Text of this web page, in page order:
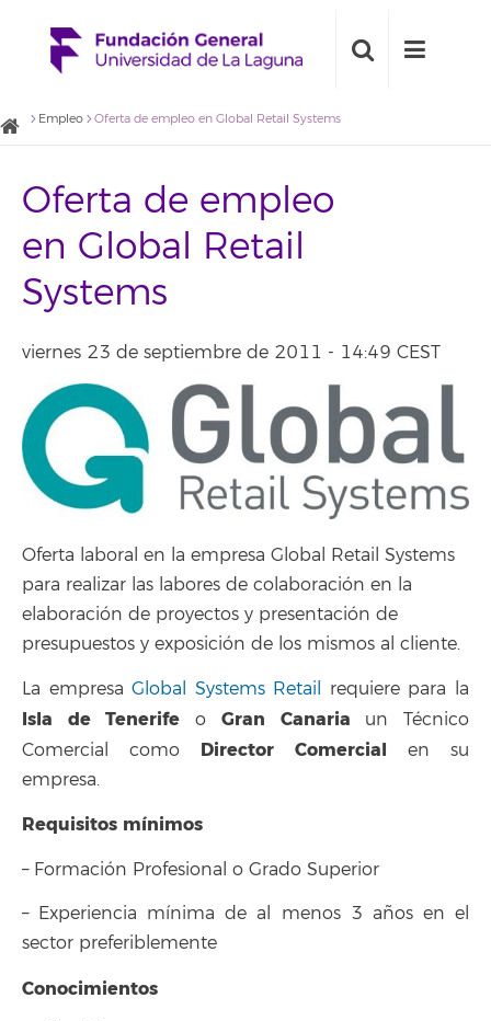
Empleo Oferta de empleo en Global Retail Systems
Oferta de empleo
en Global Retail
Systems
viernes 23 de septiembre de 2011 - 14:49 CEST
Oferta laboral en la empresa Global Retail Systems
para realizar las labores de colaboración en la
elaboración de proyectos y presentación de
presupuestos y exposición de los mismos al cliente.
La empresaGlobal Systems Retail requiere para la
Isla de Tenerife o Gran Canaria un Técnico
Comercial como Director Comercial en su
empresa.
Requisitos mínimos
– Formación Profesional o Grado Superior
– Experiencia mínima de al menos 3 años en el
sector preferiblemente
Conocimientos